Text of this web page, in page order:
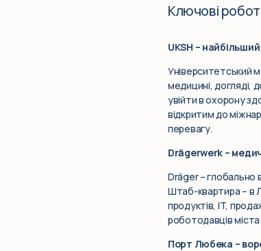
Ключові
UKSH –
Університетський
медицині, догляді,
увійти в охорону
відкритим до
перевагу.
Drägerwerk –
Dräger – глобально
Штаб-квартира – в
продуктів, IT,
роботодавців
Порт Любека –